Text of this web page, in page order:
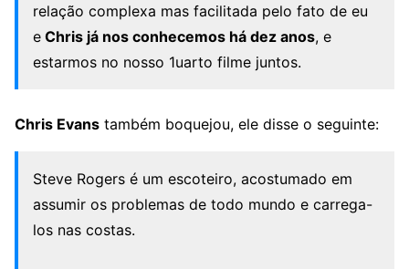
relação complexa mas facilitada pelo fato de eu
e Chris já nos conhecemos há dez anos, e
estarmos no nosso 1uarto filme juntos.
Chris Evans também boquejou, ele disse o seguinte:
Steve Rogers é um escoteiro, acostumado em
assumir os problemas de todo mundo e carrega-
los nas costas.